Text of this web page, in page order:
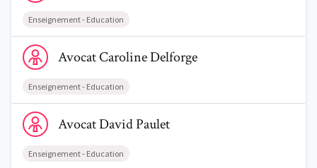
Enseignement - Education
Voir le profil de AvocatCaroline Delforge
AvocatCarolineDelforge
Enseignement - Education
Voir le profil de AvocatDavid Paulet
AvocatDavidPaulet
Enseignement - Education